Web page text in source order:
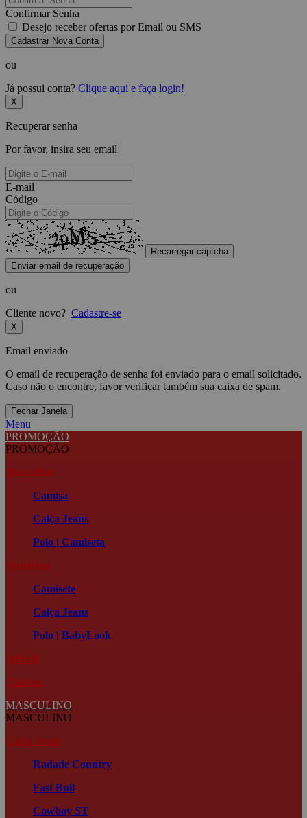
Confirmar Senha
Desejo receber ofertas por Email ou SMS
Cadastrar Nova Conta
ou
Já possui conta? Clique aqui e faça login!
X
Recuperar senha
Por favor, insira seu email
E-mail
Código
Recarregar captcha
Enviar email de recuperação
ou
Cliente novo? Cadastre-se
X
Email enviado
O email de recuperação de senha foi enviado para o email solicitado.
Caso não o encontre, favor verificar também sua caixa de spam.
Fechar Janela
Menu
PROMOÇÃO
PROMOÇÃO
Masculino
Camisa
Calça Jeans
Polo | Camiseta
Feminino
Camisete
Calça Jeans
Polo | BabyLook
Infantil
Chapéu
MASCULINO
MASCULINO
Calça Jeans
Radade Country
Fast Bull
Cowboy ST